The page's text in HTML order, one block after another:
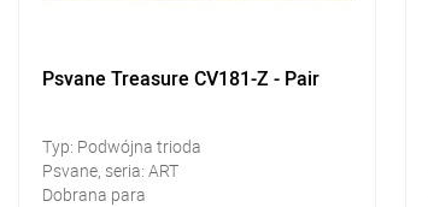
Psvane Treasure CV181-Z - Pair
Typ: Podwójna trioda
Psvane, seria: ART
Dobrana para